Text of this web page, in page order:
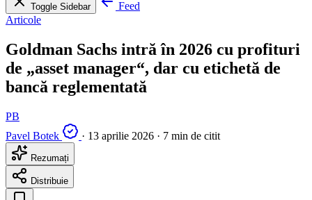
Toggle Sidebar
Feed
Articole
Goldman Sachs intră în 2026 cu profituri
de „asset manager“, dar cu etichetă de
bancă reglementată
PB
Pavel Botek
· 13 aprilie 2026 · 7 min de citit
Rezumați
Distribuie